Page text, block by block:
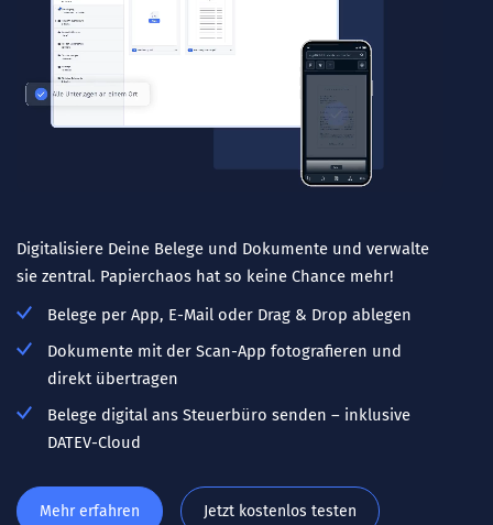
Digitalisiere Deine Belege und Dokumente und verwalte
sie zentral. Papierchaos hat so keine Chance mehr!
Belege per App, E-Mail oder Drag & Drop ablegen
Dokumente mit der Scan-App fotografieren und
direkt übertragen
Belege digital ans Steuerbüro senden – inklusive
DATEV-Cloud
Mehr erfahren Jetzt kostenlos testen